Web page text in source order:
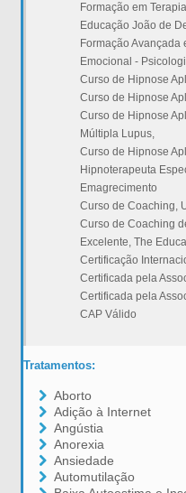
Formação em
Educação João de
Formação Avançada
Emocional -
Curso de Hipnose
Curso de Hipnose
Curso de Hipnose
Múltipla Lupus,
Curso de Hipnose
Hipnoterapeuta
Emagrecimento
Curso de Coaching,
Curso de Coaching
Excelente, The
Certificação
Certificada pela
Certificada pela
CAP Válido
Tratamentos:
Aborto
Adição à Internet
Angústia
Anorexia
Ansiedade
Automutilação